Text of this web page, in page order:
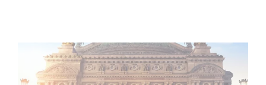
Gaumont et Good Hero annoncent la suite de Ballerina